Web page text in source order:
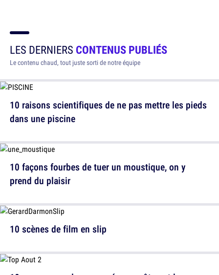
LES DERNIERS CONTENUS PUBLIÉS
Le contenu chaud, tout juste sorti de notre équipe
10 raisons scientifiques de ne pas mettre les pieds
dans une piscine
10 scènes de film en slip
10 façons fourbes de tuer un moustique, on y
prend du plaisir